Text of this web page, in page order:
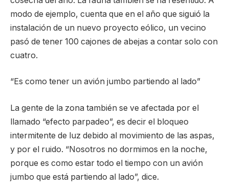
modo de ejemplo, cuenta que en el año que siguió la
instalación de un nuevo proyecto eólico, un vecino
pasó de tener 100 cajones de abejas a contar solo con
cuatro.
“Es como tener un avión jumbo partiendo al lado”
La gente de la zona también se ve afectada por el
llamado “efecto parpadeo”, es decir el bloqueo
intermitente de luz debido al movimiento de las aspas,
y por el ruido. “Nosotros no dormimos en la noche,
porque es como estar todo el tiempo con un avión
jumbo que está partiendo al lado”, dice.